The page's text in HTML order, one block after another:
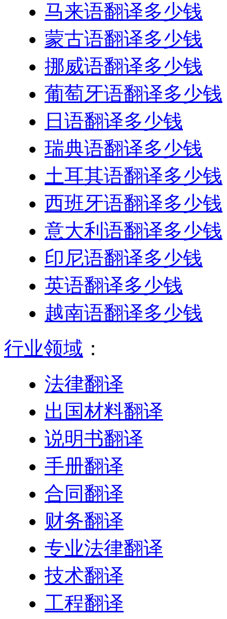
马来语翻译多少钱
蒙古语翻译多少钱
挪威语翻译多少钱
葡萄牙语翻译多少钱
日语翻译多少钱
瑞典语翻译多少钱
土耳其语翻译多少钱
西班牙语翻译多少钱
意大利语翻译多少钱
印尼语翻译多少钱
英语翻译多少钱
越南语翻译多少钱
行业领域 ：
法律翻译
出国材料翻译
说明书翻译
手册翻译
合同翻译
财务翻译
专业法律翻译
技术翻译
工程翻译